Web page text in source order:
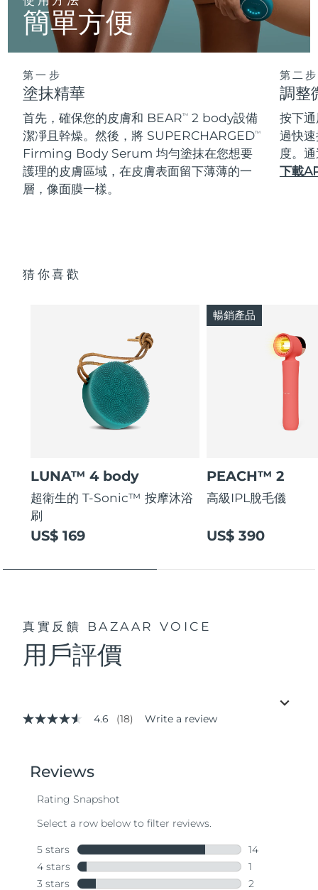
簡單方便
第一步
塗抹精華
首先，確保您的皮膚和 BEARTM
2 body設備
潔凈且幹燥。然後，將 SUPERCHARGEDTM
Firming Body Serum 均勻塗抹在您想要
護理的皮膚區域，在皮膚表面留下薄薄的一
層，像面膜一樣。
第二步
調整
按下
過快
度。
下載
猜你喜歡
LUNA™ 4 body
超衛生的 T-Sonic™ 按摩沐浴
刷
US$ 169
PEACH™ 2
高級IPL脫毛儀
US$ 390
暢銷產品
真實反饋 BAZAAR VOICE
用戶評價
4.6
stars,
average
value.
Same
page
link.
4.6 (18) Write a review